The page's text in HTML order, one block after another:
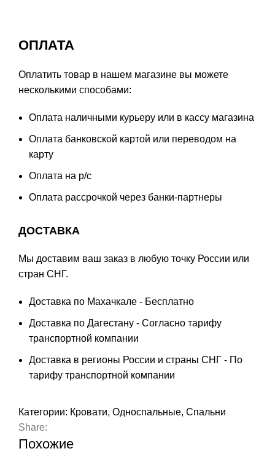
ОПЛАТА
Оплатить товар в нашем магазине вы можете
несколькими способами:
Оплата наличными курьеру или в кассу магазина
Оплата банковской картой или переводом на
карту
Оплата на р/с
Оплата рассрочкой через банки-партнеры
ДОСТАВКА
Мы доставим ваш заказ в любую точку России или
стран СНГ.
Доставка по Махачкале - Бесплатно
Доставка по Дагестану - Согласно тарифу
транспортной компании
Доставка в регионы России и страны СНГ - По
тарифу транспортной компании
Категории: Кровати, Односпальные, Спальни
Share:
Похожие